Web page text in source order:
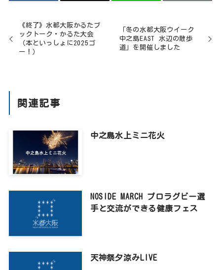
《終了》水都大阪かるたブ
ックトーク・かるた大会
（本といっしょに2025ゴ
ー！）
「冬の水都大阪ウイーク
中之島EAST 水辺の散歩
道」を開催しました
関連記事
中之島水上ミニ花火
NOSIDE MARCH プロラグビー選
手と交流ができる健康フェス
天神祭夕涼みLIVE